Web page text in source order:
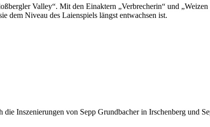
Valley“. Mit den Einaktern „Verbrecherin“ und
dem Niveau des Laienspiels längst entwachsen ist.
Inszenierungen von Sepp Grundbacher in Irschenberg und